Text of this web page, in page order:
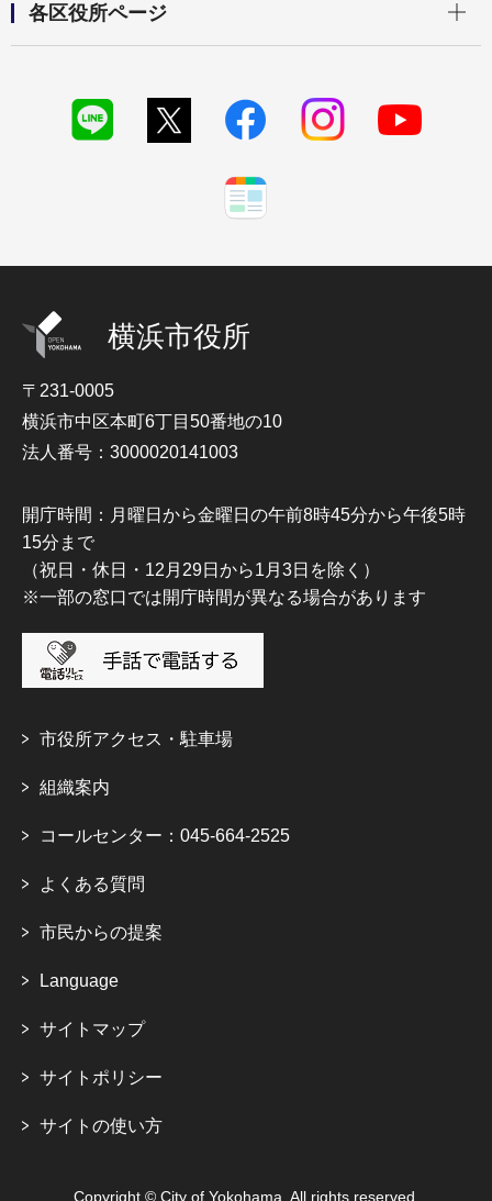
各区役所ページ
横浜市役所
〒231-0005
横浜市中区本町6丁目50番地の10
法人番号：3000020141003
開庁時間：月曜日から金曜日の午前8時45分から午後5時
15分まで
（祝日・休日・12月29日から1月3日を除く）
※一部の窓口では開庁時間が異なる場合があります
市役所アクセス・駐車場
組織案内
コールセンター：045-664-2525
よくある質問
市民からの提案
Language
サイトマップ
サイトポリシー
サイトの使い方
Copyright © City of Yokohama. All rights reserved.